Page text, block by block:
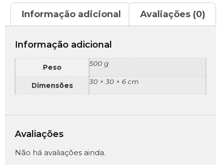
Informação adicional Avaliações (0)
Informação adicional
Peso 500 g
Dimensões 30 × 30 × 6 cm
Avaliações
Não há avaliações ainda.